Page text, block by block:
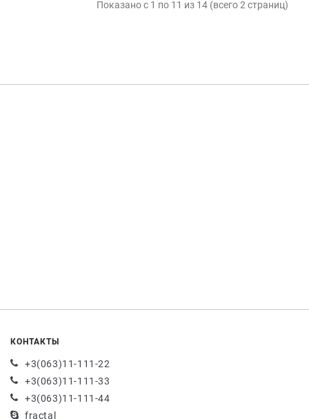
Показано с 1 по 11 из 14 (всего 2 страниц)
КОНТАКТЫ
+3(063)11-111-22
+3(063)11-111-33
+3(063)11-111-44
fractal